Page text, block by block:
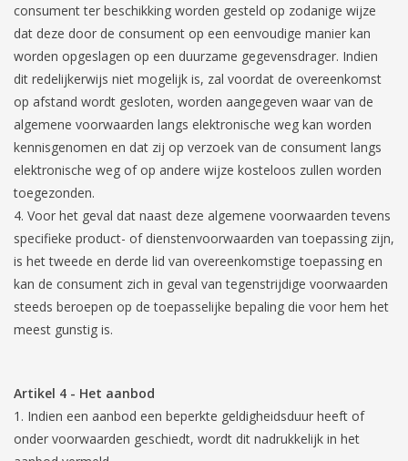
consument ter beschikking worden gesteld op zodanige wijze
dat deze door de consument op een eenvoudige manier kan
worden opgeslagen op een duurzame gegevensdrager. Indien
dit redelijkerwijs niet mogelijk is, zal voordat de overeenkomst
op afstand wordt gesloten, worden aangegeven waar van de
algemene voorwaarden langs elektronische weg kan worden
kennisgenomen en dat zij op verzoek van de consument langs
elektronische weg of op andere wijze kosteloos zullen worden
toegezonden.
Voor het geval dat naast deze algemene voorwaarden tevens
specifieke product- of dienstenvoorwaarden van toepassing zijn,
is het tweede en derde lid van overeenkomstige toepassing en
kan de consument zich in geval van tegenstrijdige voorwaarden
steeds beroepen op de toepasselijke bepaling die voor hem het
meest gunstig is.
Artikel 4 - Het aanbod
Indien een aanbod een beperkte geldigheidsduur heeft of
onder voorwaarden geschiedt, wordt dit nadrukkelijk in het